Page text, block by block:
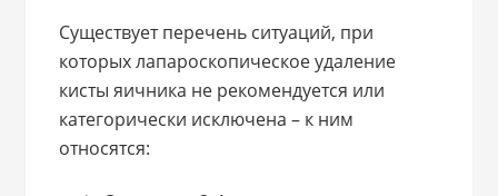
Существует перечень ситуаций, при
которых лапароскопическое удаление
кисты яичника не рекомендуется или
категорически исключена – к ним
относятся: